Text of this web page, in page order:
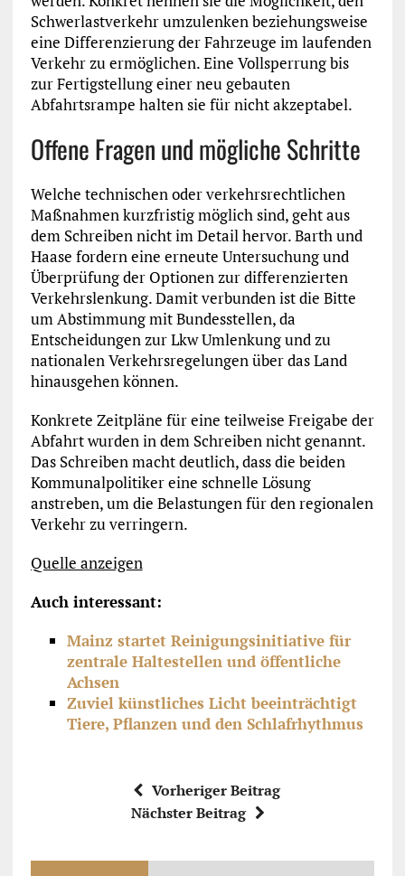
Schwerlastverkehr umzulenken beziehungsweise
eine Differenzierung der Fahrzeuge im laufenden
Verkehr zu ermöglichen. Eine Vollsperrung bis
zur Fertigstellung einer neu gebauten
Abfahrtsrampe halten sie für nicht akzeptabel.
Offene Fragen und mögliche Schritte
Welche technischen oder verkehrsrechtlichen
Maßnahmen kurzfristig möglich sind, geht aus
dem Schreiben nicht im Detail hervor. Barth und
Haase fordern eine erneute Untersuchung und
Überprüfung der Optionen zur differenzierten
Verkehrslenkung. Damit verbunden ist die Bitte
um Abstimmung mit Bundesstellen, da
Entscheidungen zur Lkw Umlenkung und zu
nationalen Verkehrsregelungen über das Land
hinausgehen können.
Konkrete Zeitpläne für eine teilweise Freigabe der
Abfahrt wurden in dem Schreiben nicht genannt.
Das Schreiben macht deutlich, dass die beiden
Kommunalpolitiker eine schnelle Lösung
anstreben, um die Belastungen für den regionalen
Verkehr zu verringern.
Quelle anzeigen
Auch interessant:
Mainz startet Reinigungsinitiative für
zentrale Haltestellen und öffentliche
Achsen
Zuviel künstliches Licht beeinträchtigt
Tiere, Pflanzen und den Schlafrhythmus
Vorheriger Beitrag
Nächster Beitrag